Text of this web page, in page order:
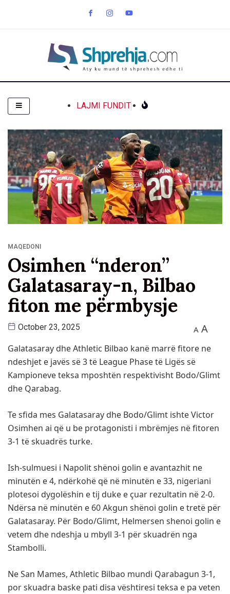
LAJMI FUNDIT
MAQEDONI
Osimhen “nderon”
Galatasaray-n, Bilbao
fiton me përmbysje
October 23, 2025 A A
Galatasaray dhe Athletic Bilbao kanë marrë fitore ne
ndeshjet e javës së 3 të League Phase të Ligës së
Kampioneve teksa mposhtën respektivisht Bodo/Glimt
dhe Qarabag.
Te sfida mes Galatasaray dhe Bodo/Glimt ishte Victor
Osimhen ai që u be protagonisti i mbrëmjes në fitoren
3-1 të skuadrës turke.
Ish-sulmuesi i Napolit shënoi golin e avantazhit ne
minutën e 4, ndërkohë që në minutën e 33, nigeriani
plotesoi dygolëshin e tij duke e çuar rezultatin në 2-0.
Ndërsa në minutën e 60 Akgun shënoi golin e tretë për
Galatasaray. Për Bodo/Glimt, Helmersen shenoi golin e
vetem dhe ndeshja u mbyll 3-1 për skuadrën nga
Stambolli.
Ne San Mames, Athletic Bilbao mundi Qarabagun 3-1,
por skuadra baske pati disa vështiresi teksa e pa veten